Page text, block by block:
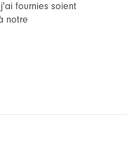
fournies soient
notre